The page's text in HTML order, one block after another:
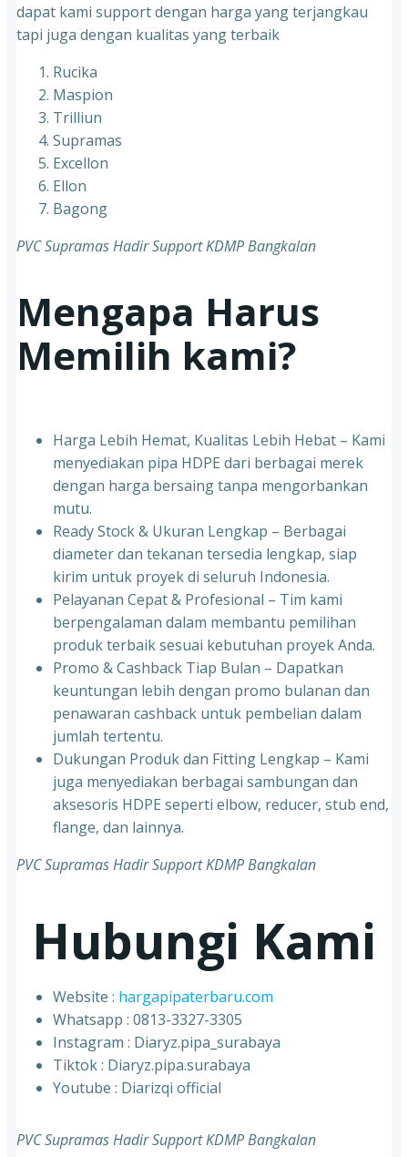
dapat kami support dengan harga yang terjangkau
tapi juga dengan kualitas yang terbaik
Rucika
Maspion
Trilliun
Supramas
Excellon
Ellon
Bagong
PVC Supramas Hadir Support KDMP Bangkalan
Mengapa Harus
Memilih kami?
Harga Lebih Hemat, Kualitas Lebih Hebat – Kami
menyediakan pipa HDPE dari berbagai merek
dengan harga bersaing tanpa mengorbankan
mutu.
Ready Stock & Ukuran Lengkap – Berbagai
diameter dan tekanan tersedia lengkap, siap
kirim untuk proyek di seluruh Indonesia.
Pelayanan Cepat & Profesional – Tim kami
berpengalaman dalam membantu pemilihan
produk terbaik sesuai kebutuhan proyek Anda.
Promo & Cashback Tiap Bulan – Dapatkan
keuntungan lebih dengan promo bulanan dan
penawaran cashback untuk pembelian dalam
jumlah tertentu.
Dukungan Produk dan Fitting Lengkap – Kami
juga menyediakan berbagai sambungan dan
aksesoris HDPE seperti elbow, reducer, stub end,
flange, dan lainnya.
PVC Supramas Hadir Support KDMP Bangkalan
Hubungi Kami
Website : hargapipaterbaru.com
Whatsapp : 0813-3327-3305
⁠Instagram : Diaryz.pipa_surabaya
⁠Tiktok : Diaryz.pipa.surabaya
⁠Youtube : Diarizqi official
PVC Supramas Hadir Support KDMP Bangkalan